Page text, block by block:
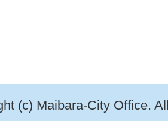
(c) Maibara-City Office.